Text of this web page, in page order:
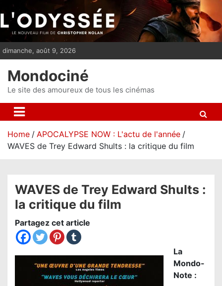
i
p
t
n
dimanche, août 9, 2026
Mondociné
Le site des amoureux de tous les cinémas
Home
APOCALYPSE NOW : L'actu de l'année
WAVES de Trey Edward Shults : la critique du film
WAVES de Trey Edward Shults :
la critique du film
Partagez cet article
La
Mondo-
Note :